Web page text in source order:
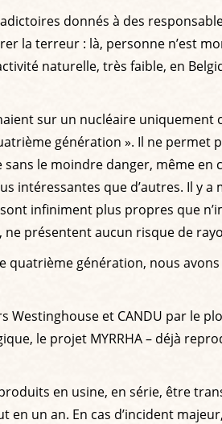
donnés à des
la terreur : là, personne n’est
naturelle, très faible, en
sur un nucléaire uniquement
génération ». Il ne
le moindre danger, même
que d’autres. Il y a
infiniment plus propres que
présentent aucun risque de
génération, nous
et CANDU par le
le projet MYRRHA – déjà
en usine, en série, être
un an. En cas d’incident